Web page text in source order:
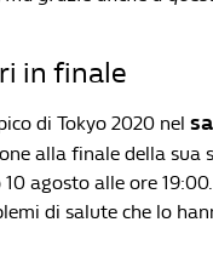
in finale
di Tokyo 2020 nel
alla finale della sua
agosto alle ore
di salute che lo